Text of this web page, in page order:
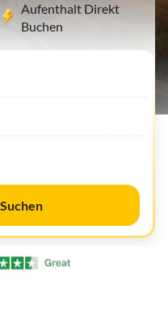
Aufenthalt Direkt
Buchen